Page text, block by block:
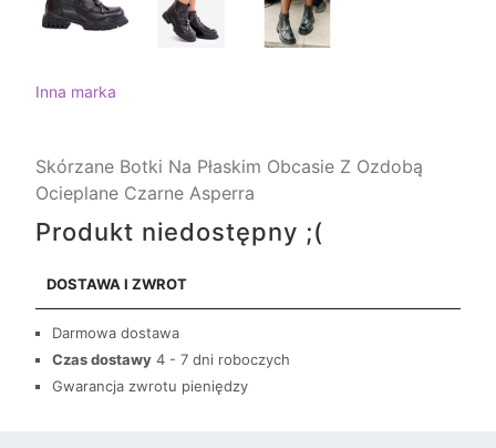
Inna marka
Skórzane Botki Na Płaskim Obcasie Z Ozdobą
Ocieplane Czarne Asperra
Produkt niedostępny ;(
DOSTAWA I ZWROT
Darmowa dostawa
Czas dostawy 4 - 7 dni roboczych
Gwarancja zwrotu pieniędzy